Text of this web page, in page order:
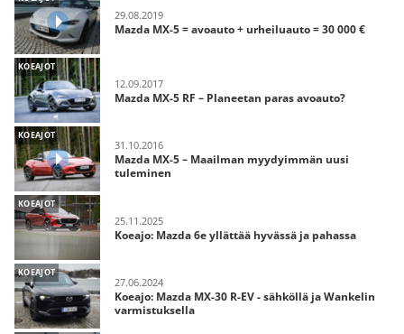
29.08.2019
Mazda MX-5 = avoauto + urheiluauto = 30 000 €
KOEAJOT
12.09.2017
Mazda MX-5 RF – Planeetan paras avoauto?
KOEAJOT
31.10.2016
Mazda MX-5 – Maailman myydyimmän uusi
tuleminen
KOEAJOT
25.11.2025
Koeajo: Mazda 6e yllättää hyvässä ja pahassa
KOEAJOT
27.06.2024
Koeajo: Mazda MX-30 R-EV - sähköllä ja Wankelin
varmistuksella